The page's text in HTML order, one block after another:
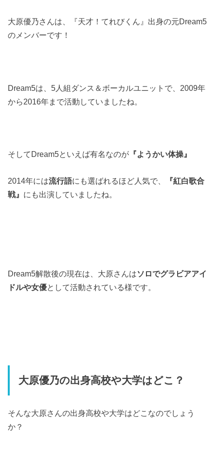
大原優乃さんは、『天才！てれびくん』出身の元Dream5
のメンバーです！
Dream5は、5 人組ダンス＆ボーカルユニットで、 2009年
から2016年まで活動していましたね。
そして Dream5といえば有名なのが 『ようかい体操』
2014年には流行語にも選ばれるほど人気で、
『紅白歌合
戦』 にも出演していましたね。
Dream5解散後の現在は、大原さんはソロでグラビアアイ
ドルや女優として活動されている様です。
大原優乃の出身高校や大学はどこ？
そんな大原さんの出身高校や大学はどこなのでしょう
か？